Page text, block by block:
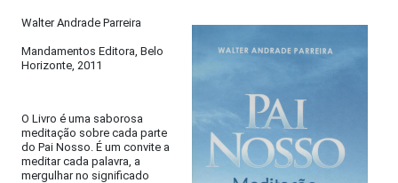
Walter Andrade Parreira
Mandamentos Editora, Belo
Horizonte, 2011
O Livro é uma saborosa
meditação sobre cada parte
do Pai Nosso. É um convite a
meditar cada palavra, a
mergulhar no significado